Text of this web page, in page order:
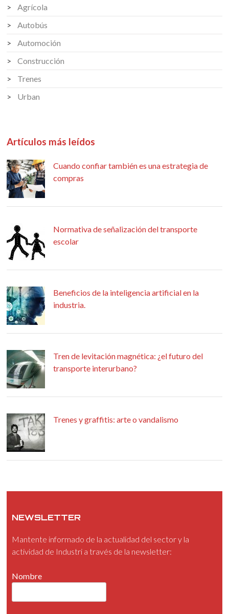
Agrícola
Autobús
Automoción
Construcción
Trenes
Urban
Artículos más leídos
Cuando confiar también es una estrategia de
compras
Normativa de señalización del transporte
escolar
Beneficios de la inteligencia artificial en la
industria.
Tren de levitación magnética: ¿el futuro del
transporte interurbano?
Trenes y graffitis: arte o vandalismo
NEWSLETTER
Mantente informado de la actualidad del sector y la
actividad de Industri a través de la newsletter:
Nombre